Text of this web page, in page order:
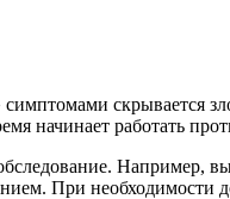
скрывается
начинает работать
Например,
При необходимости